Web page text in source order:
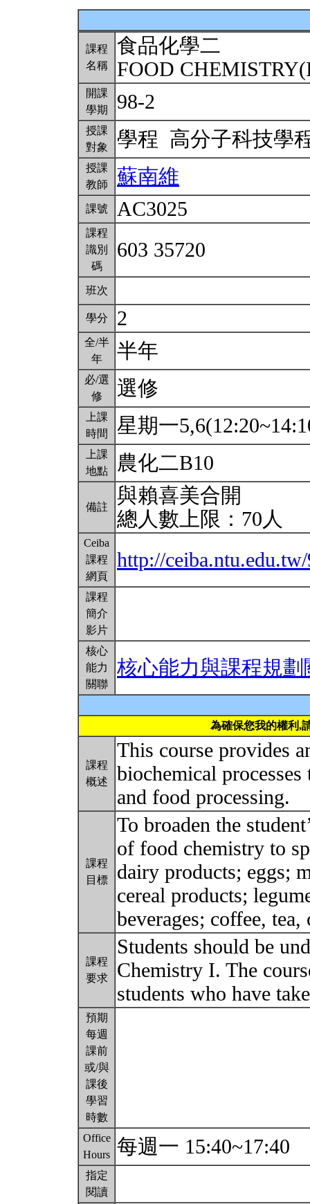
課程
名稱
食品化學二
FOOD
開課
學期
98-2
授課
對象
學程 高分子科技學
授課
教師
蘇南維
課號 AC3025
課程
識別
碼
603 35720
班次
學分 2
全/半
年
半年
必/選
修
選修
上課
時間
星期一
上課
地點
農化二B10
備註
與賴喜美合開
總人數上限：70人
Ceiba
課程
網頁
http://
課程
簡介
影片
核心
能力
關聯
核心能力與課程規劃
為確保您我的權利,
課程
概述
This course provides
biochemical
and food processing.
課程
目標
To broaden the
of food chemistry to
dairy products; eggs;
cereal products;
beverages; coffee,
課程
要求
Students should be
Chemistry I. The
students who have
預期
每週
課前
或/與
課後
學習
時數
Office
Hours 每週一 15:40~17:40
指定
閱讀